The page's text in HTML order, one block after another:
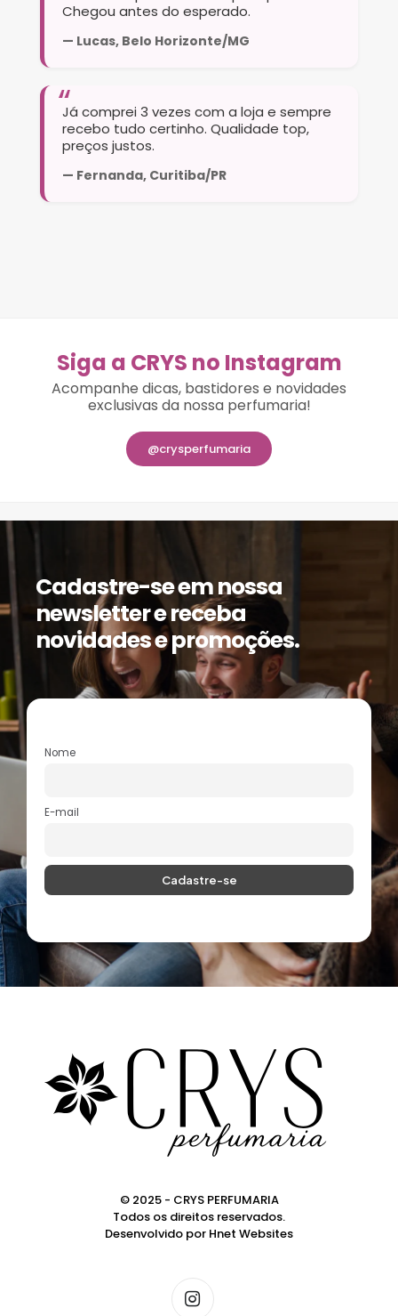
Chegou antes do esperado.
— Lucas, Belo Horizonte/MG
Já comprei 3 vezes com a loja e sempre
recebo tudo certinho. Qualidade top,
preços justos.
— Fernanda, Curitiba/PR
Siga a CRYS no Instagram
Acompanhe dicas, bastidores e novidades
exclusivas da nossa perfumaria!
@crysperfumaria
Cadastre-se em nossa
newsletter e receba
novidades e promoções.
Nome
E-mail
© 2025 - CRYS PERFUMARIA
Todos os direitos reservados.
Desenvolvido por Hnet Websites